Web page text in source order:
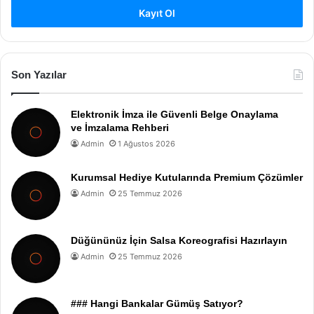
Kayıt Ol
Son Yazılar
Elektronik İmza ile Güvenli Belge Onaylama
ve İmzalama Rehberi
Admin 1 Ağustos 2026
Kurumsal Hediye Kutularında Premium Çözümler
Admin 25 Temmuz 2026
Düğününüz İçin Salsa Koreografisi Hazırlayın
Admin 25 Temmuz 2026
### Hangi Bankalar Gümüş Satıyor?